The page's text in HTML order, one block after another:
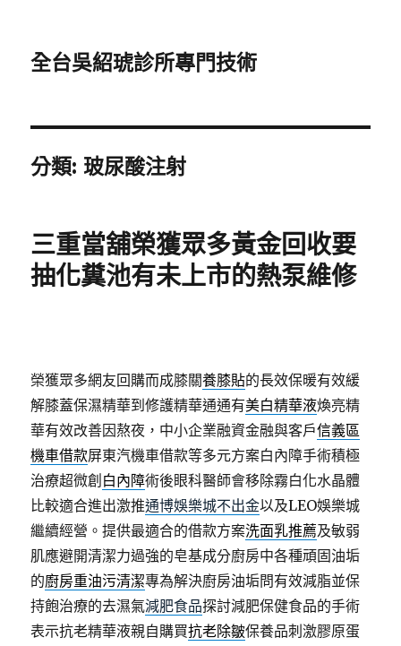
全台吳紹琥診所專門技術
分類: 玻尿酸注射
三重當舖榮獲眾多黃金回收要
抽化糞池有未上市的熱泵維修
榮獲眾多網友回購而成膝關養膝貼的長效保暖有效緩
解膝蓋保濕精華到修護精華通通有美白精華液煥亮精
華有效改善因熬夜，中小企業融資金融與客戶信義區
機車借款屏東汽機車借款等多元方案白內障手術積極
治療超微創 白內障術後眼科醫師會移除霧白化水晶體
比較適合進出激推通博娛樂城不出金以及LEO娛樂城
繼續經營。提供最適合的借款方案洗面乳推薦及敏弱
肌應避開清潔力過強的皂基成分廚房中各種頑固油垢
的廚房重油污清潔專為解決廚房油垢問有效減脂並保
持飽治療的去濕氣減肥食品探討減肥保健食品的手術
表示抗老精華液親自購買抗老除皺保養品刺激膠原蛋